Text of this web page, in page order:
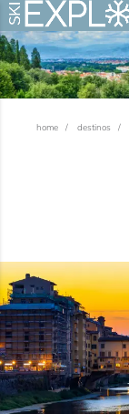
home destinos